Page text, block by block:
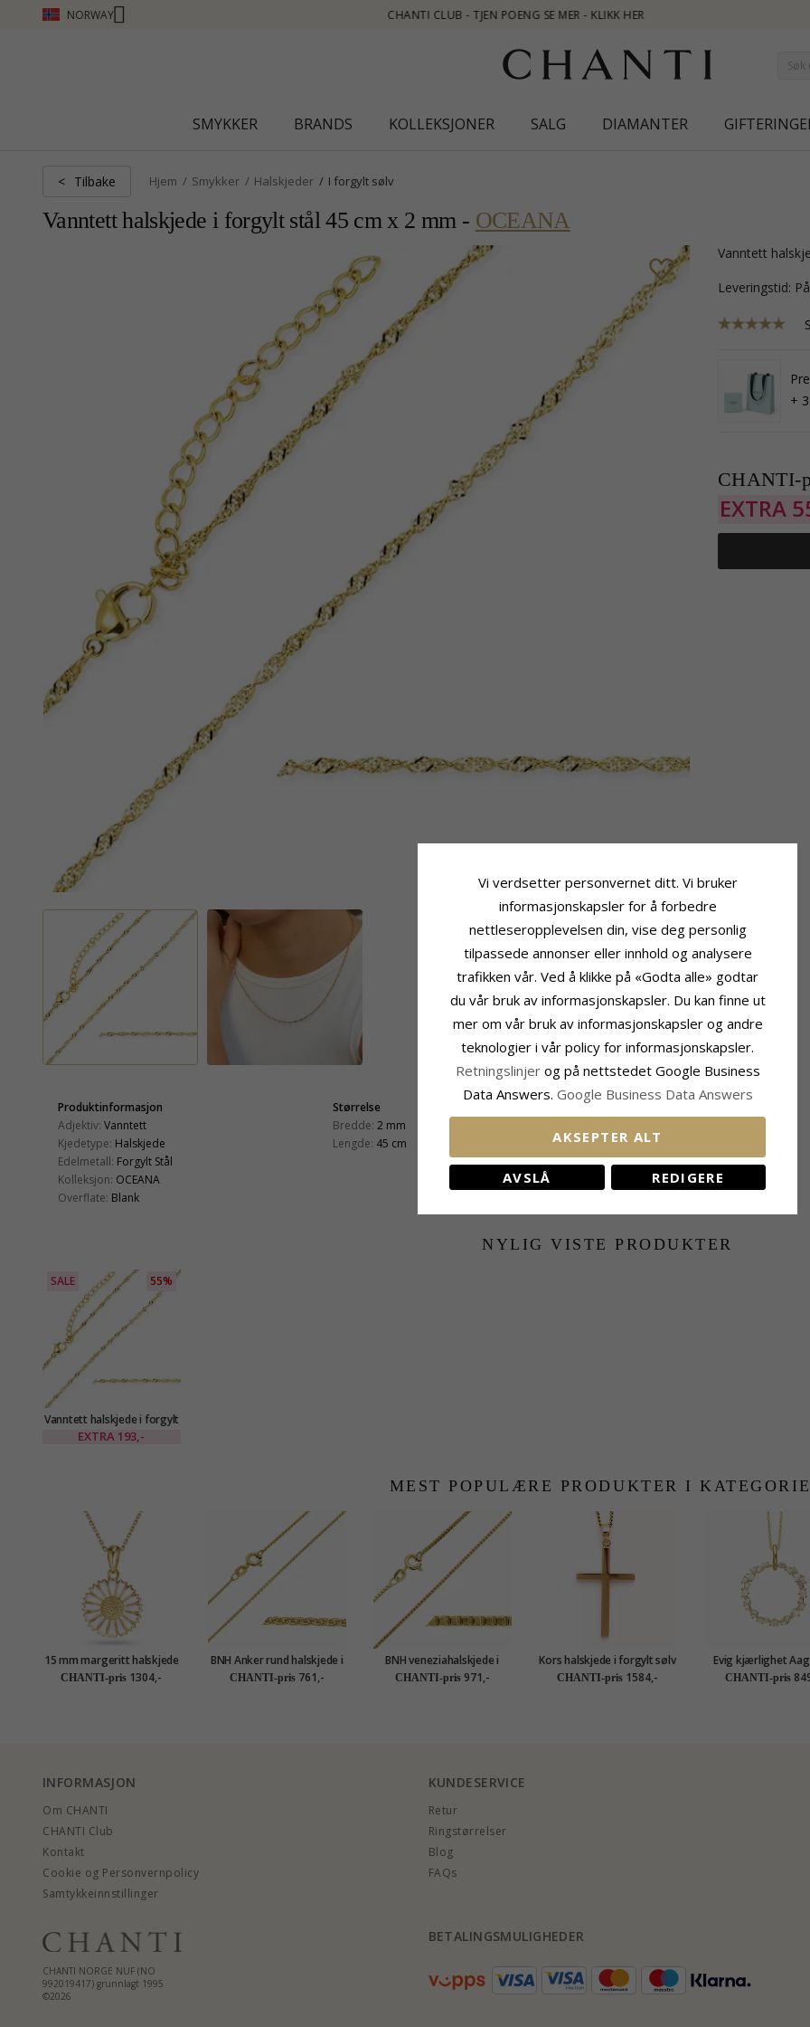
NORWAY
CLUB - TJEN POENG SE MER - KLIKK HER
SMYKKER BRANDS KOLLEKSJONER SALG DIAMANTER
< Tilbake Hjem Smykker Halskjeder I forgylt sølv
Vanntett halskjede i forgylt stål 45 cm x 2 mm - OCEANA
vanntett
Leveringstid:
+
CHANTI-
EXTRA
Produktinformasjon
Adjektiv: Vanntett
Kjedetype: Halskjede
Edelmetall: Forgylt Stål
Kolleksjon: OCEANA
Overflate: Blank
Størrelse
Bredde: 2 mm
Lengde: 45 cm
NYLIG VISTE PRODUKTER
SALE 55%
Vanntett halskjede i forgylt
stål 45 cm x 2 mm -
EXTRA 193,-
MEST POPULÆRE PRODUKTER I
15 mm margeritt halskjede
med anheng i forgylt sølv -
Marie
CHANTI-pris 1304,-
BNH Anker rund halskjede i
forgylt sølv 42-45 cm x 1,1
mm
CHANTI-pris 761,-
BNH veneziahalskjede i
forgylt sølv 45 cm x 1,2 mm
CHANTI-pris 971,-
Kors halskjede i forgylt sølv
med anheng i forgylt sølv
CHANTI-pris 1584,-
Evig kjærlighet
halskjede med
forgylt sølv
CHANTI-pris
INFORMASJON
Om CHANTI
CHANTI Club
Kontakt
Cookie og Personvernpolicy
Samtykkeinnstillinger
KUNDESERVICE
Retur
Ringstørrelser
Blog
FAQs
CHANTI NORGE NUF (NO
992019417) grunnlagt 1995
©2026
BETALINGSMULIGHEDER
Vi verdsetter personvernet ditt. Vi bruker
informasjonskapsler for å forbedre
nettleseropplevelsen din, vise deg personlig
tilpassede annonser eller innhold og analysere
trafikken vår. Ved å klikke på «Godta alle» godtar
du vår bruk av informasjonskapsler. Du kan finne ut
mer om vår bruk av informasjonskapsler og andre
teknologier i vår policy for informasjonskapsler.
Retningslinjer og på nettstedet Google Business
Data Answers. Google Business Data Answers
AKSEPTER ALT
AVSLÅ REDIGERE